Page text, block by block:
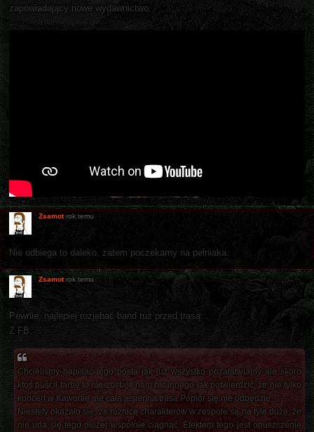
zapowiadający nowe wydawnictwo.
Zsamot rok temu
Nie odbiega to daleko, zatem poczekamy na pełniaka.
Zsamot rok temu
Pewnie, najlepiej rozjebać band tuż przed trasą...
Z FB:
Chcieliśmy napisać tego posta jak już wszystko pozałatwiamy ale skoro
ktoś puścił farbę to nie zostaje nam nic innego jak potwierdzić, że nie tylko
koncert w Kawonie ale cała jesienna trasa Popiór się nie odbędzie.
Niestety okazało się, że różnice charakterów w zespole są na tyle duże, że
nie uda się tego dłużej wspólnie ciągnąć. Efektem tego jest opuszczenie